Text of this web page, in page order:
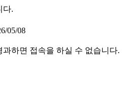
다.
05/08
하면 접속을 하실 수 없습니다.